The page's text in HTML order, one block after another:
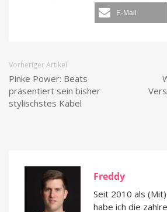
E-Mail
Vorheriger Artikel
Pinke Power: Beats
präsentiert sein bisher
stylischstes Kabel
Freddy
Seit 2010 als
habe ich die